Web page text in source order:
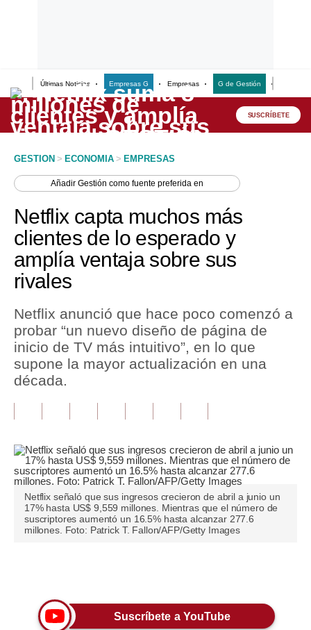
Últimas Noticias Empresas G Empresas G de Gestión
Lo último
Peru Quiosco
Economía
Mercados
Perú
Política
Tu Dinero
Finanzas Personales
Plus G
Opinión
Editorial
Pregunta de hoy
Blogs
Viajes
SUSCRÍBETE
GESTION > ECONOMIA > EMPRESAS
AñadirGestión como fuente preferida en
Netflix capta muchos más
clientes de lo esperado y
amplía ventaja sobre sus
rivales
Netflix anunció que hace poco comenzó a
probar “un nuevo diseño de página de
inicio de TV más intuitivo”, en lo que
supone la mayor actualización en una
década.
Netflix señaló que sus ingresos crecieron de abril a junio un
17% hasta US$ 9,559 millones. Mientras que el número de
suscriptores aumentó un 16.5% hasta alcanzar 277.6
millones. Foto: Patrick T. Fallon/AFP/Getty Images
Suscríbete a YouTube